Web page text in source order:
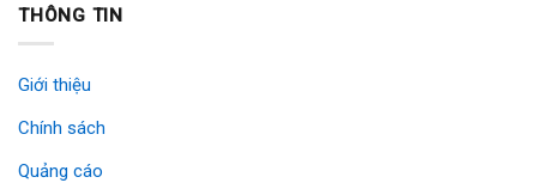
THÔNG TIN
Giới thiệu
Chính sách
Quảng cáo